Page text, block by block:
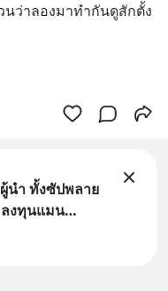
นว่าลองมาทำกันดูสักตั้ง
นำ ทั้งซัปพลาย
ลงทุนแมน
ผู้นำเน้น ๆ ใน